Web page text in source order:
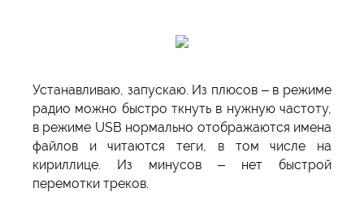
Устанавливаю, запускаю. Из плюсов – в режиме
радио можно быстро ткнуть в нужную частоту,
в режиме USB нормально отображаются имена
файлов и читаются теги, в том числе на
кириллице. Из минусов – нет быстрой
перемотки треков.